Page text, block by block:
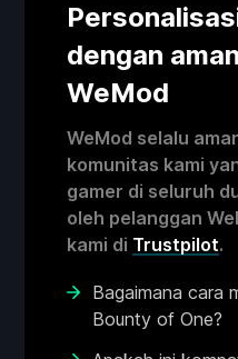
dengan
WeMod
WeMod selalu
komunitas kami
gamer di seluruh
oleh pelanggan
kami di Trustpilot.
Bagaimana cara
Bounty of One?